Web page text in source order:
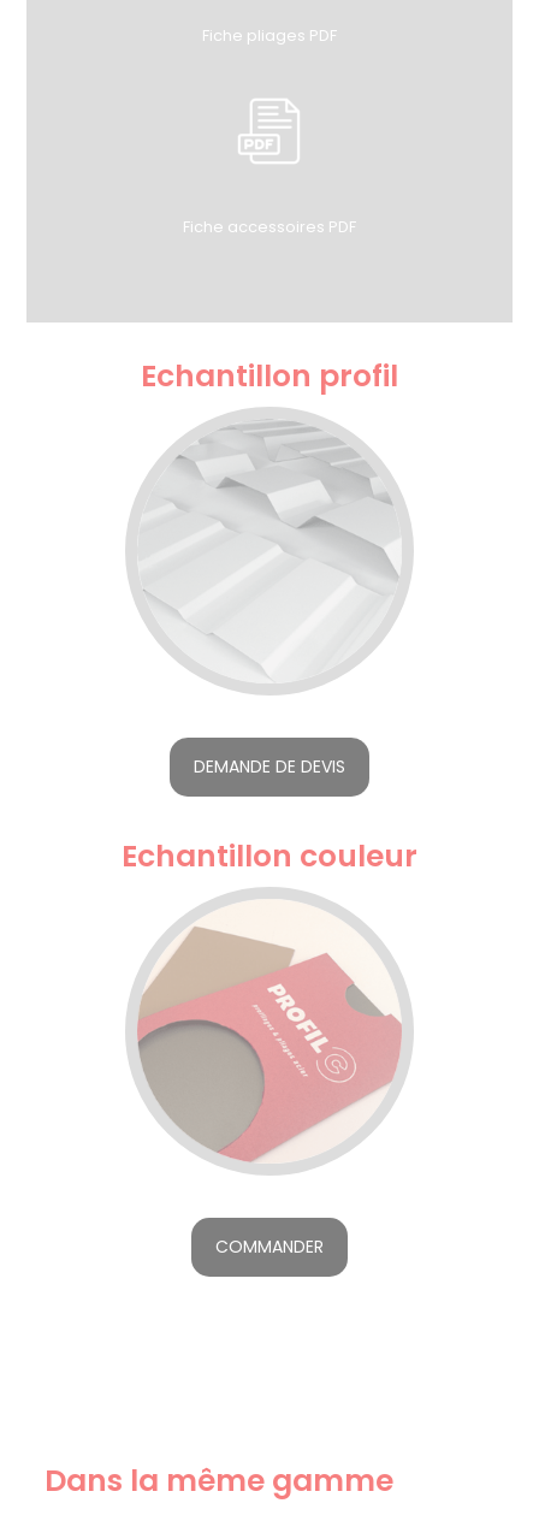
Fiche pliages PDF
Fiche accessoires PDF
Echantillon profil
DEMANDE DE DEVIS
Echantillon couleur
COMMANDER
Dans la même gamme